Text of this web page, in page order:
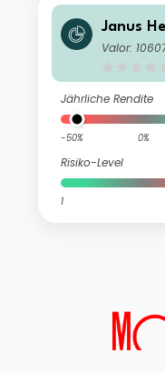
Janus
Global
Valor:
Jährliche Rendite
-50% 0%
Risiko-Level
1